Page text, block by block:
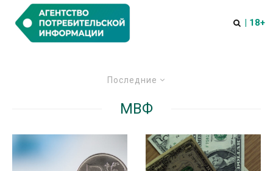
| 18+
Последние
МВФ